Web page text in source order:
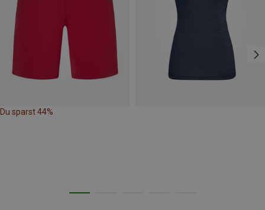
Du sparst 44%